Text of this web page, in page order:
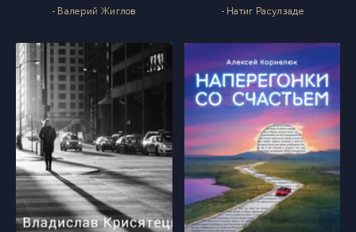
- Валерий Жиглов - Натиг Расулзаде